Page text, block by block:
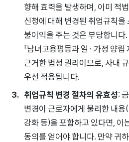
향해 효력을 발생하며, 이미 적
신청에 대해 변경된 취업규칙
불이익을 주는 것은 부당합니다
「남녀고용평등과 일ㆍ가정 양립
근거한 법정 권리이므로, 사내
우선 적용됩니다.
취업규칙 변경 절차의 유효성:
변경이 근로자에게 불리한 내
강화 등)을 포함하고 있다면, 이
동의를 얻어야 합니다. 만약 귀